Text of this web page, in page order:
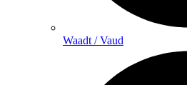
Waadt / Vaud